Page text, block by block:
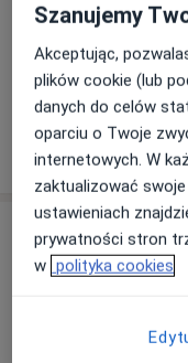
lek.
Adres
Szanujemy
Akceptując,
plików cookie (lub
danych do celów
oparciu o Twoje
internetowych. W
zaktualizować
ustawieniach
prywatności stron
w polityka cookies